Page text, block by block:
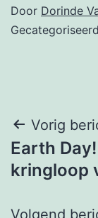
Door Dorinde
Post
Vorig
Earth
kringloop
Volgend